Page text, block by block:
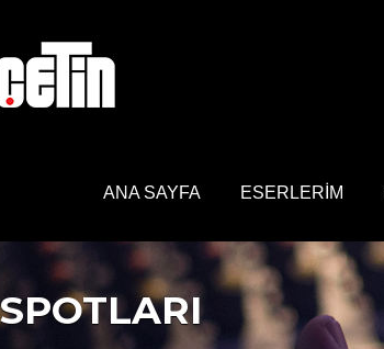
ANA SAYFA ESERLERİM